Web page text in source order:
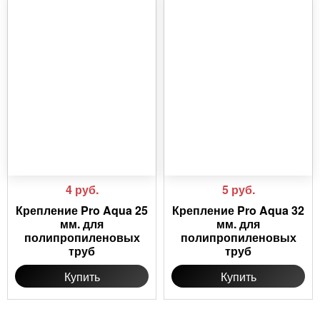
4 руб.
Крепление Pro Aqua 25
мм. для
полипропиленовых
труб
Купить
5 руб.
Крепление Pro Aqua 32
мм. для
полипропиленовых
труб
Купить